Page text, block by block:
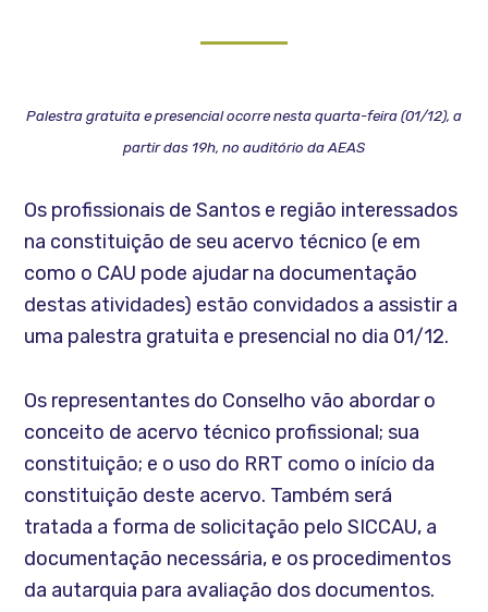
Palestra gratuita e presencial ocorre nesta quarta-feira (01/12), a
partir das 19h, no auditório da AEAS
Os profissionais de Santos e região interessados
na constituição de seu acervo técnico (e em
como o CAU pode ajudar na documentação
destas atividades) estão convidados a assistir a
uma palestra gratuita e presencial no dia 01/12.
Os representantes do Conselho vão abordar o
conceito de acervo técnico profissional; sua
constituição; e o uso do RRT como o início da
constituição deste acervo. Também será
tratada a forma de solicitação pelo SICCAU, a
documentação necessária, e os procedimentos
da autarquia para avaliação dos documentos.